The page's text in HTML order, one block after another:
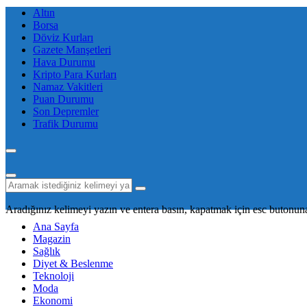
Altın
Borsa
Döviz Kurları
Gazete Manşetleri
Hava Durumu
Kripto Para Kurları
Namaz Vakitleri
Puan Durumu
Son Depremler
Trafik Durumu
Aradığınız kelimeyi yazın ve entera basın, kapatmak için esc
Ana Sayfa
Magazin
Sağlık
Diyet & Beslenme
Teknoloji
Moda
Ekonomi